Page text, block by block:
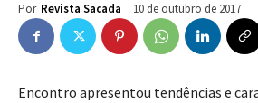
Por Revista Sacada 10 de outubro de 2017
Encontro apresentou tendências e